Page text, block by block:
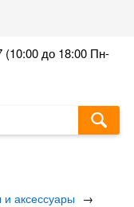
(10:00 до 18:00 Пн-
аксессуары →